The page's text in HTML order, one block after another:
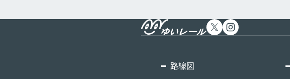
路線図